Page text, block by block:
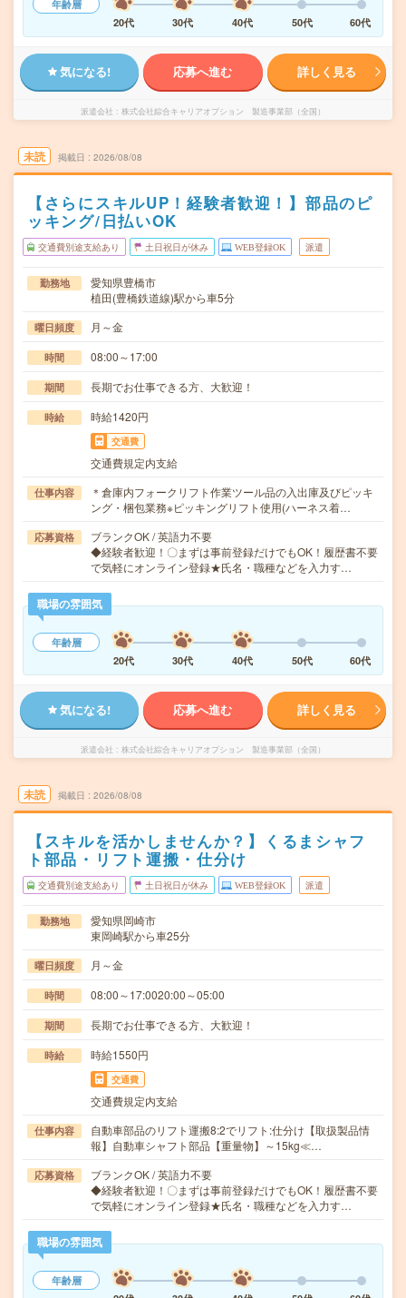
年齢層
20代
30代 40代 50代 60代
気になる! 応募へ進む 詳しく見る
派遣会社 株式会社綜合キャリアオプション 製造事業部（全国）
未読 掲載日 2026/08/08
【さらにスキルUP！経験者歓迎！】部品のピ
ッキング/日払いOK
交通費別途支給あり 土日祝日が休み WEB登録OK 派遣
勤務地
愛知県豊橋市
植田(豊橋鉄道線)駅から車5分
曜日頻度 月～金
時間 08:00～17:00
期間 長期でお仕事できる方、大歓迎！
時給 時給1420円
交通費
交通費規定内支給
仕事内容
＊倉庫内フォークリフト作業ツール品の入出庫及びピッキ
ング・梱包業務※ピッキングリフト使用(ハーネス着…
応募資格
ブランクOK / 英語力不要
◆経験者歓迎！〇まずは事前登録だけでもOK！履歴書不要
で気軽にオンライン登録★氏名・職種などを入力す…
職場の雰囲気
年齢層
20代
30代 40代 50代 60代
気になる! 応募へ進む 詳しく見る
派遣会社 株式会社綜合キャリアオプション 製造事業部（全国）
未読 掲載日 2026/08/08
【スキルを活かしませんか？】くるまシャフ
ト部品・リフト運搬・仕分け
交通費別途支給あり 土日祝日が休み WEB登録OK 派遣
勤務地
愛知県岡崎市
東岡崎駅から車25分
曜日頻度 月～金
時間 08:00～17:0020:00～05:00
期間 長期でお仕事できる方、大歓迎！
時給 時給1550円
交通費
交通費規定内支給
仕事内容
自動車部品のリフト運搬8:2でリフト:仕分け【取扱製品情
報】自動車シャフト部品【重量物】～15kg≪…
応募資格
ブランクOK / 英語力不要
◆経験者歓迎！〇まずは事前登録だけでもOK！履歴書不要
で気軽にオンライン登録★氏名・職種などを入力す…
職場の雰囲気
年齢層